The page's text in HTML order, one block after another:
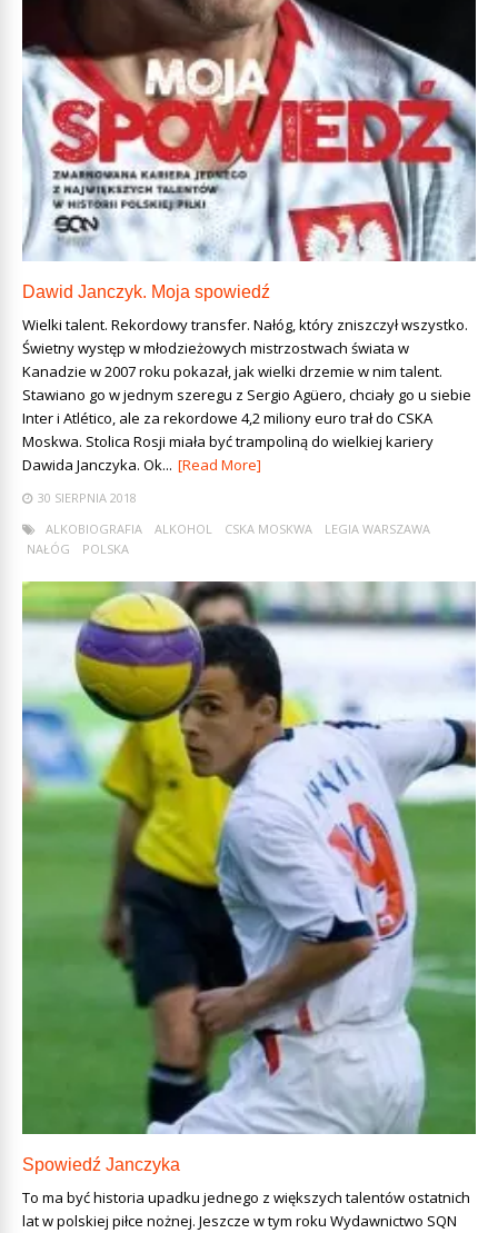
Dawid Janczyk. Moja spowiedź
Wielki talent. Rekordowy transfer. Nałóg, który zniszczył wszystko.
Świetny występ w młodzieżowych mistrzostwach świata w
Kanadzie w 2007 roku pokazał, jak wielki drzemie w nim talent.
Stawiano go w jednym szeregu z Sergio Agüero, chciały go u siebie
Inter i Atlético, ale za rekordowe 4,2 miliony euro trafił do CSKA
Moskwa. Stolica Rosji miała być trampoliną do wielkiej kariery
Dawida Janczyka. Ok... [Read More]
30 SIERPNIA 2018
ALKOBIOGRAFIA
ALKOHOL CSKA MOSKWA
LEGIA WARSZAWA
NAŁÓG
POLSKA
Spowiedź Janczyka
To ma być historia upadku jednego z większych talentów ostatnich
lat w polskiej piłce nożnej. Jeszcze w tym roku Wydawnictwo SQN